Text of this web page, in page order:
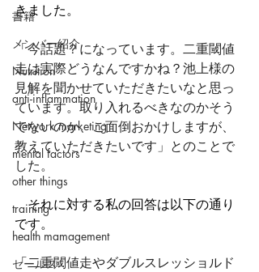
書籍
メンバー紹介
Nutrition
anti-inflammation
Network marketing
mental factors
other things
training
health mamagement
セールス
きました。
「今話題？になっています。二重閾値
走は実際どうなんですかね？池上様の
見解を聞かせていただきたいなと思っ
ています。取り入れるべきなのかそう
でないのか、ご面倒おかけしますが、
教えていただきたいです」とのことで
した。
それに対する私の回答は以下の通り
です。
「二重閾値走やダブルスレッショルド